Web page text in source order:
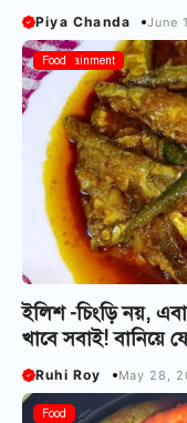
Piya Chanda June
Entertainment
Food
ইলিশ -চিংড়ি নয়,
খাবে সবাই! বানিয়ে
Ruhi Roy May 28,
Food